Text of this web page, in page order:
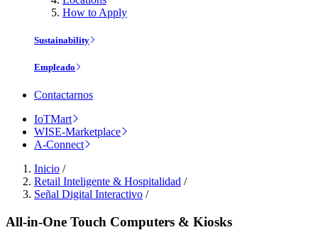
How to Apply
Sustainability
Empleado
Contactarnos
IoTMart
WISE-Marketplace
A-Connect
Inicio /
Retail Inteligente & Hospitalidad /
Señal Digital Interactivo /
All-in-One Touch Computers & Kiosks